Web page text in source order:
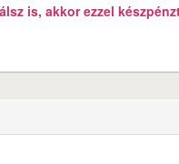
is, akkor ezzel